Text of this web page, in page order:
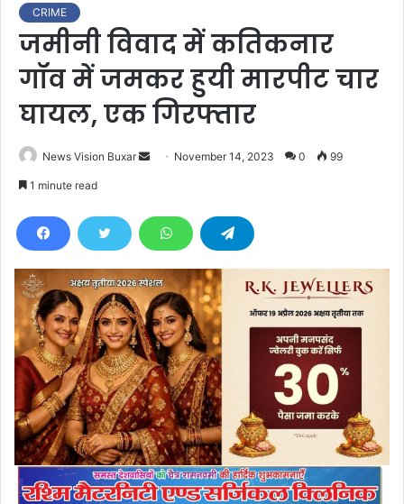
CRIME
जमीनी विवाद में कतिकनार
गॉव में जमकर हुयी मारपीट चार
घायल, एक गिरफ्तार
News Vision Buxar
d
e
m
a
i
l
November 14, 2023 0 99
1 minute read